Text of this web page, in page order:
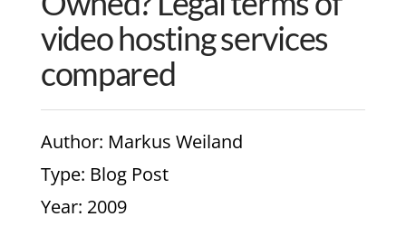
video hosting services
compared
Author: Markus Weiland
Type: Blog Post
Year: 2009